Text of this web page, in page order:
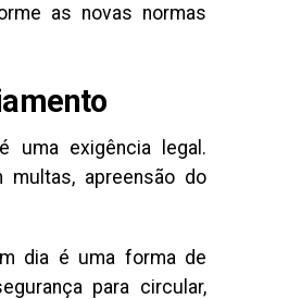
as novas normas
uma exigência legal.
apreensão do
dia é uma forma de
para circular,